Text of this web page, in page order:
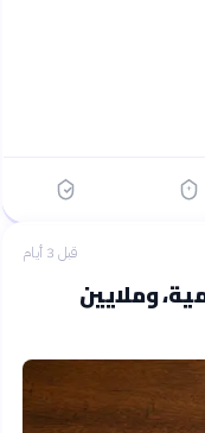
قبل 3 أيام
وملايين